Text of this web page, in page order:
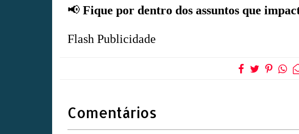
📢 Fique por dentro dos assuntos que
Flash Publicidade
Comentários